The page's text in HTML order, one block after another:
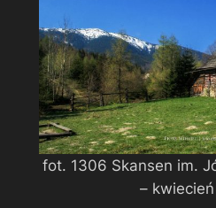
fot. 1306 Skansen im.
–